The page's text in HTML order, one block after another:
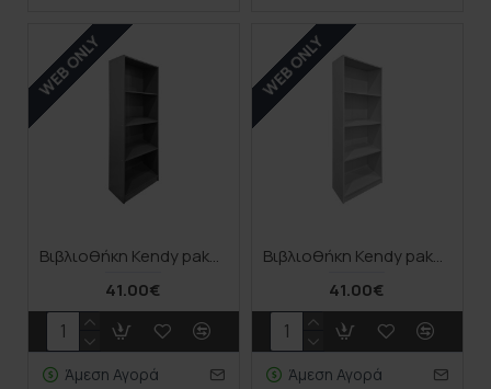
WEB ONLY
Βιβλιοθήκη Kendy pakoworld ανθρακί 60x30x167εκ
41.00€
Άμεση Αγορά
WEB ONLY
Βιβλιοθήκη Kendy pakoworld λευκό 60x30x167εκ
41.00€
Άμεση Αγορά